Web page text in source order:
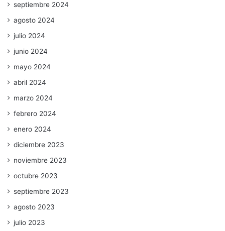
septiembre 2024
agosto 2024
julio 2024
junio 2024
mayo 2024
abril 2024
marzo 2024
febrero 2024
enero 2024
diciembre 2023
noviembre 2023
octubre 2023
septiembre 2023
agosto 2023
julio 2023